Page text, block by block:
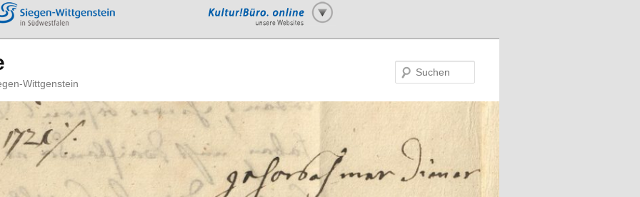
Wittgenstein